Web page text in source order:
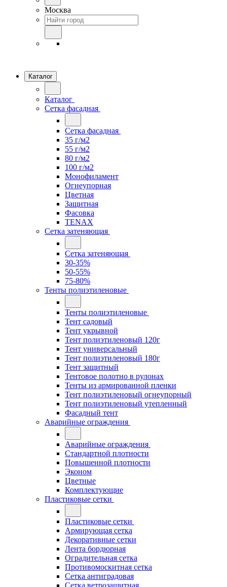
Москва
Каталог
Каталог
Сетка фасадная
Сетка фасадная
35 г/м2
55 г/м2
80 г/м2
100 г/м2
Монофиламент
Огнеупорная
Цветная
Защитная
Фасовка
TENAX
Сетка затеняющая
Сетка затеняющая
30-35%
50-55%
75-80%
Тенты полиэтиленовые
Тенты полиэтиленовые
Тент садовый
Тент укрывной
Тент полиэтиленовый 120г
Тент универсальный
Тент полиэтиленовый 180г
Тент защитный
Тентовое полотно в рулонах
Тенты из армированной пленки
Тент полиэтиленовый огнеупорный
Тент полиэтиленовый утепленный
Фасадный тент
Аварийные ограждения
Аварийные ограждения
Стандартной плотности
Повышенной плотности
Эконом
Цветные
Комплектующие
Пластиковые сетки
Пластиковые сетки
Армирующая сетка
Декоративные сетки
Лента бордюрная
Оградительная сетка
Противомоскитная сетка
Сетка антиградовая
Сетка ветрозащитная